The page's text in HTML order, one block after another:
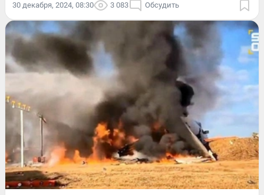
30 декабря, 2024, 08:30 3 083 Обсудить